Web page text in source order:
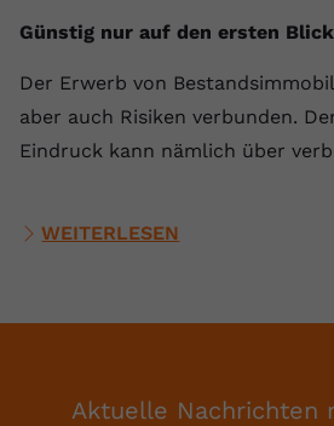
Günstig nur auf den ersten Blick
Der Erwerb von
aber auch Risiken verbunden.
Eindruck kann nämlich über
WEITERLESEN
Aktuelle Nachrichten